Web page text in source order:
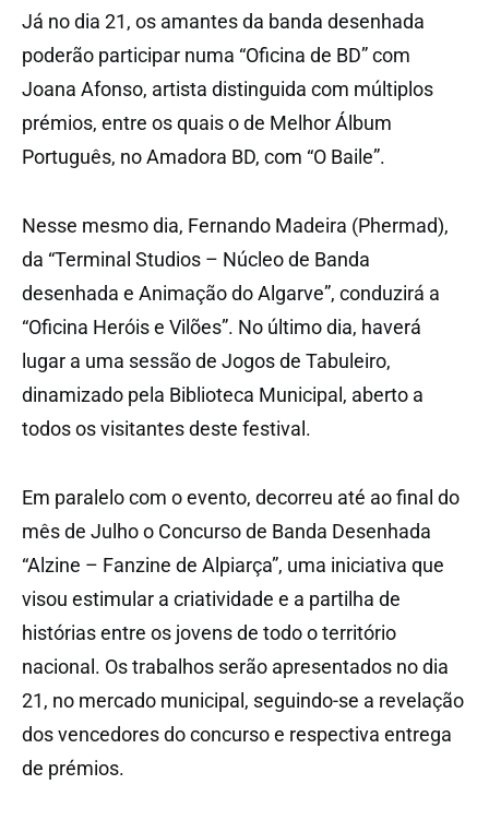
Já no dia 21, os amantes da banda desenhada
poderão participar numa “Oficina de BD” com
Joana Afonso, artista distinguida com múltiplos
prémios, entre os quais o de Melhor Álbum
Português, no Amadora BD, com “O Baile”.
Nesse mesmo dia, Fernando Madeira (Phermad),
da “Terminal Studios – Núcleo de Banda
desenhada e Animação do Algarve”, conduzirá a
“Oficina Heróis e Vilões”. No último dia, haverá
lugar a uma sessão de Jogos de Tabuleiro,
dinamizado pela Biblioteca Municipal, aberto a
todos os visitantes deste festival.
Em paralelo com o evento, decorreu até ao final do
mês de Julho o Concurso de Banda Desenhada
“Alzine – Fanzine de Alpiarça”, uma iniciativa que
visou estimular a criatividade e a partilha de
histórias entre os jovens de todo o território
nacional. Os trabalhos serão apresentados no dia
21, no mercado municipal, seguindo-se a revelação
dos vencedores do concurso e respectiva entrega
de prémios.